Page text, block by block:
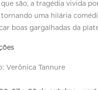
são, a tragédia vivida
tornando uma hilária
boas gargalhadas da
Verônica